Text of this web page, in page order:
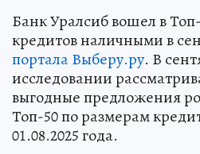
Банк Уралсиб вошел в
кредитов наличными в
портала Выберу.ру. В
исследовании
выгодные предложения
Топ-50 по размерам
01.08.2025 года.